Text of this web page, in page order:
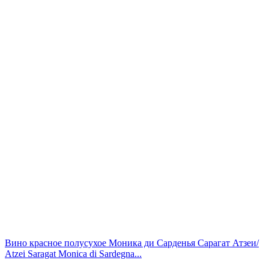
Вино красное полусухое Моника ди Сарденья Сарагат Атзеи/
Atzei Saragat Monica di Sardegna...